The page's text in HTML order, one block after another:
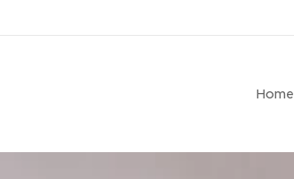
Home